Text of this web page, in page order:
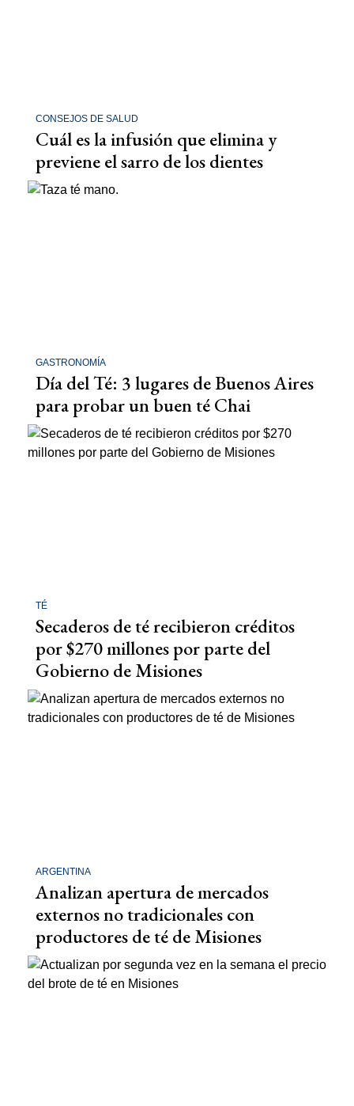
CONSEJOS DE SALUD
Cuál es la infusión que elimina y
previene el sarro de los dientes
GASTRONOMÍA
Día del Té: 3 lugares de Buenos Aires
para probar un buen té Chai
TÉ
Secaderos de té recibieron créditos
por $270 millones por parte del
Gobierno de Misiones
ARGENTINA
Analizan apertura de mercados
externos no tradicionales con
productores de té de Misiones